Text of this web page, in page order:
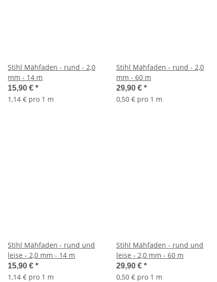
Stihl Mähfaden - rund - 2,0
mm - 14 m
15,90 € *
1,14 € pro 1 m
Stihl Mähfaden - rund - 2,0
mm - 60 m
29,90 € *
0,50 € pro 1 m
Stihl Mähfaden - rund und
leise - 2,0 mm - 14 m
15,90 € *
1,14 € pro 1 m
Stihl Mähfaden - rund und
leise - 2,0 mm - 60 m
29,90 € *
0,50 € pro 1 m